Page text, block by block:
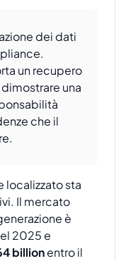
dei dati
un recupero
una
che il
localizzato sta
Il mercato
è
2025 e
billionentro il